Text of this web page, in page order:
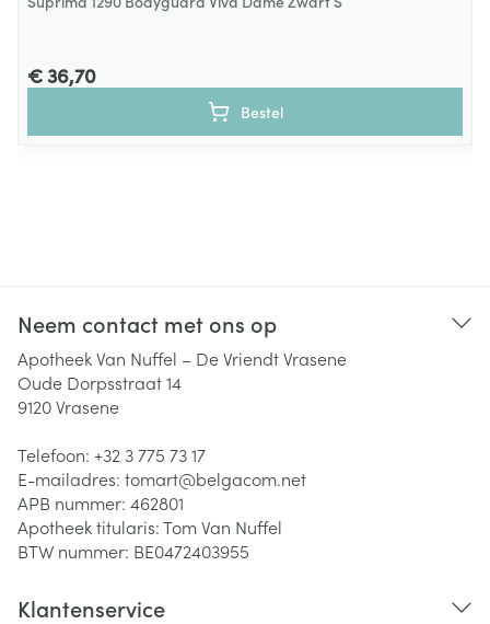
€ 36,70
Bestel
Neem contact met ons op
Apotheek Van Nuffel – De Vriendt Vrasene
Oude Dorpsstraat 14
9120Vrasene
Telefoon: +32 3 775 73 17
E-mailadres: tomart@belgacom.net
APB nummer: 462801
Apotheek titularis:Tom Van Nuffel
BTW nummer: BE0472403955
Klantenservice